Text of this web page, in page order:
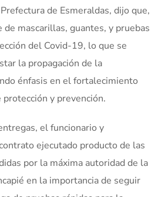
de Esmeraldas, dijo que,
mascarillas, guantes, y pruebas
del Covid-19, lo que se
la propagación de la
énfasis en el fortalecimiento
y prevención.
el funcionario y
ejecutado producto de las
por la máxima autoridad de la
en la importancia de seguir